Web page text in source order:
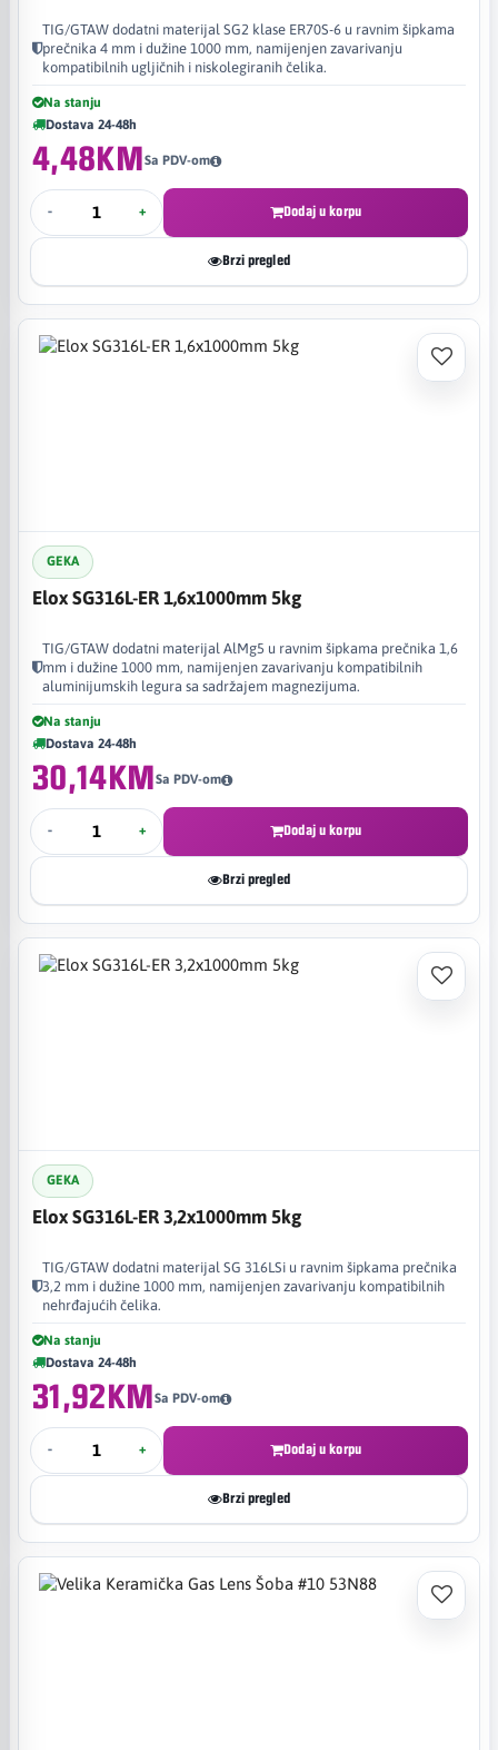
TIG/GTAW dodatni materijal SG2 klase ER70S-6 u ravnim šipkama
prečnika 4 mm i dužine 1000 mm, namijenjen zavarivanju
kompatibilnih ugljičnih i niskolegiranih čelika.
Na stanju
Dostava 24-48h
4,48KMSa PDV-om
- + Dodaj u korpu
Brzi pregled
GEKA
Elox SG316L-ER 1,6x1000mm 5kg
TIG/GTAW dodatni materijal AlMg5 u ravnim šipkama prečnika 1,6
mm i dužine 1000 mm, namijenjen zavarivanju kompatibilnih
aluminijumskih legura sa sadržajem magnezijuma.
Na stanju
Dostava 24-48h
30,14KMSa PDV-om
- + Dodaj u korpu
Brzi pregled
GEKA
Elox SG316L-ER 3,2x1000mm 5kg
TIG/GTAW dodatni materijal SG 316LSi u ravnim šipkama prečnika
3,2 mm i dužine 1000 mm, namijenjen zavarivanju kompatibilnih
nehrđajućih čelika.
Na stanju
Dostava 24-48h
31,92KMSa PDV-om
- + Dodaj u korpu
Brzi pregled